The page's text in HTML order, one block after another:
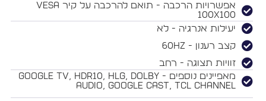
אפשרויות הרכבה - תואם להרכבה על קיר VESA
100x100
יעילות אנרגיה - לא
קצב רענון - 60Hz
זוויות תצוגה - רחב
מאפיינים נוספים - Google TV, HDR10, HLG, Dolby
Audio, Google Cast, TCL Channel